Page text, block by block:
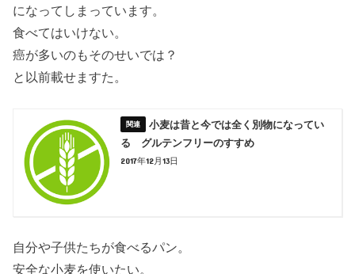
になってしまっています。
食べてはいけない。
癌が多いのもそのせいでは？
と以前載せますた。
小麦は昔と今では全く別物になってい
る グルテンフリーのすすめ
2017年12月13日
自分や子供たちが食べるパン。
安全な小麦を使いたい。